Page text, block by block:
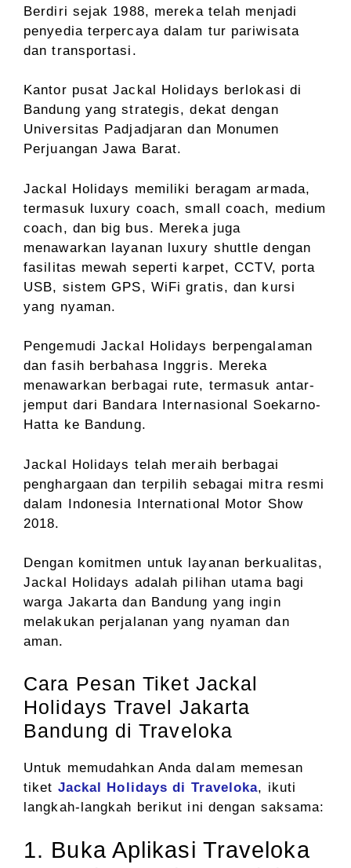
Berdiri sejak 1988, mereka telah menjadi
penyedia terpercaya dalam tur pariwisata
dan transportasi.
Kantor pusat Jackal Holidays berlokasi di
Bandung yang strategis, dekat dengan
Universitas Padjadjaran dan Monumen
Perjuangan Jawa Barat.
Jackal Holidays memiliki beragam armada,
termasuk luxury coach, small coach, medium
coach, dan big bus. Mereka juga
menawarkan layanan luxury shuttle dengan
fasilitas mewah seperti karpet, CCTV, porta
USB, sistem GPS, WiFi gratis, dan kursi
yang nyaman.
Pengemudi Jackal Holidays berpengalaman
dan fasih berbahasa Inggris. Mereka
menawarkan berbagai rute, termasuk antar-
jemput dari Bandara Internasional Soekarno-
Hatta ke Bandung.
Jackal Holidays telah meraih berbagai
penghargaan dan terpilih sebagai mitra resmi
dalam Indonesia International Motor Show
2018.
Dengan komitmen untuk layanan berkualitas,
Jackal Holidays adalah pilihan utama bagi
warga Jakarta dan Bandung yang ingin
melakukan perjalanan yang nyaman dan
aman.
Cara Pesan Tiket Jackal
Holidays Travel Jakarta
Bandung di Traveloka
Untuk memudahkan Anda dalam memesan
tiket Jackal Holidays di Traveloka, ikuti
langkah-langkah berikut ini dengan saksama:
1. Buka Aplikasi Traveloka